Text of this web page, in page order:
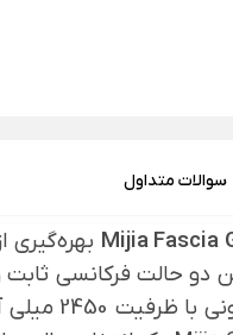
سوالات متداول
Mijia Fascia بهره‌گیری
حالت فرکانسی ثابت
30 روز استفاده مداوم را ممکن می‌ سازد.